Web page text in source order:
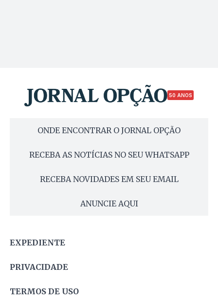
50 ANOS
ONDE ENCONTRAR O JORNAL OPÇÃO
RECEBA AS NOTÍCIAS NO SEU WHATSAPP
RECEBA NOVIDADES EM SEU EMAIL
ANUNCIE AQUI
EXPEDIENTE
PRIVACIDADE
TERMOS DE USO